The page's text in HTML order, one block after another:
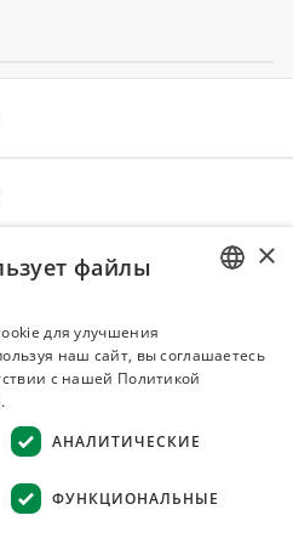
И ПРЯНОСТИ
и пряностей Делюкс, Киев
авторским правом
UKRAINIAN
×
файлы
для улучшения
наш сайт, вы соглашаетесь
с нашей Политикой
АНАЛИТИЧЕСКИЕ
ФУНКЦИОНАЛЬНЫЕ